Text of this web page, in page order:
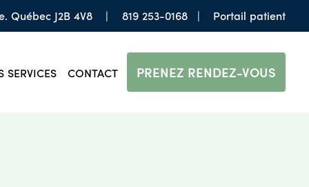
Québec J2B 4V8 | 819 253-0168 | Portail patient
SERVICES CONTACT PRENEZ RENDEZ-VOUS